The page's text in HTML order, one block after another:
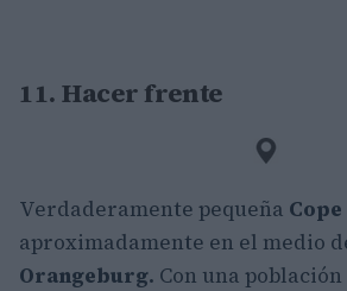
11. Hacer frente
Verdaderamente pequeña Cope
aproximadamente en el medio
Orangeburg. Con una población